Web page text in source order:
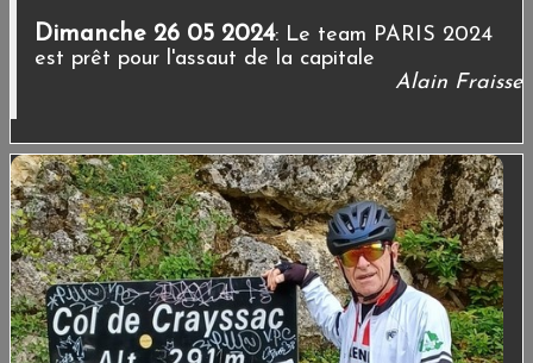
Dimanche 26 05 2024: Le team PARIS 2024
est prêt pour l'assaut de la capitale
Alain Fraisse